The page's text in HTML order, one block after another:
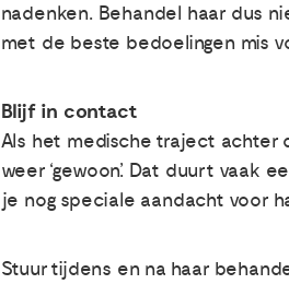
nadenken. Behandel haar dus
met de beste bedoelingen mis
Blijf in contact
Als het medische traject achter
weer ‘gewoon’. Dat duurt vaak
je nog speciale aandacht voor
Stuur tijdens en na haar